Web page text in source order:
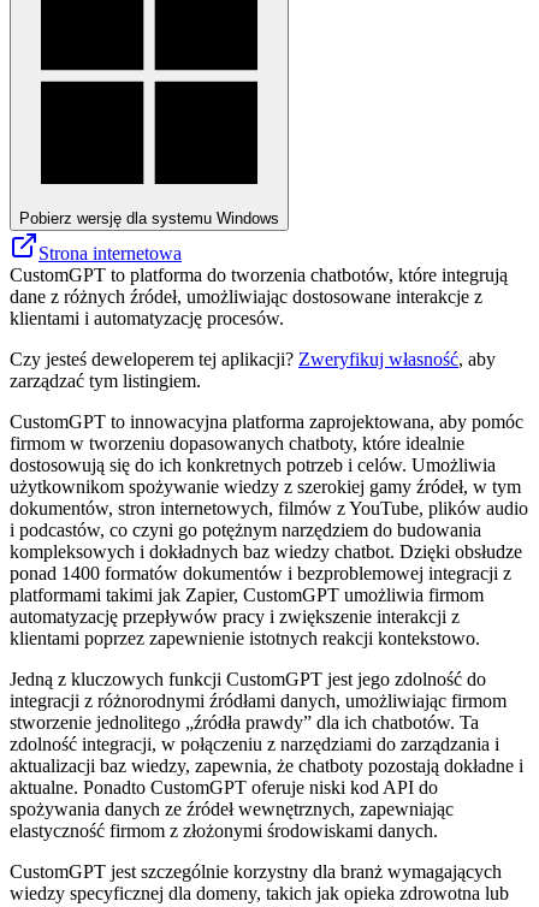
Pobierz wersję dla systemu Windows
Strona internetowa
CustomGPT to platforma do tworzenia chatbotów, które integrują
dane z różnych źródeł, umożliwiając dostosowane interakcje z
klientami i automatyzację procesów.
Czy jesteś deweloperem tej aplikacji? Zweryfikuj własność, aby
zarządzać tym listingiem.
CustomGPT to innowacyjna platforma zaprojektowana, aby pomóc
firmom w tworzeniu dopasowanych chatboty, które idealnie
dostosowują się do ich konkretnych potrzeb i celów. Umożliwia
użytkownikom spożywanie wiedzy z szerokiej gamy źródeł, w tym
dokumentów, stron internetowych, filmów z YouTube, plików audio
i podcastów, co czyni go potężnym narzędziem do budowania
kompleksowych i dokładnych baz wiedzy chatbot. Dzięki obsłudze
ponad 1400 formatów dokumentów i bezproblemowej integracji z
platformami takimi jak Zapier, CustomGPT umożliwia firmom
automatyzację przepływów pracy i zwiększenie interakcji z
klientami poprzez zapewnienie istotnych reakcji kontekstowo.
Jedną z kluczowych funkcji CustomGPT jest jego zdolność do
integracji z różnorodnymi źródłami danych, umożliwiając firmom
stworzenie jednolitego „źródła prawdy” dla ich chatbotów. Ta
zdolność integracji, w połączeniu z narzędziami do zarządzania i
aktualizacji baz wiedzy, zapewnia, że ​​chatboty pozostają dokładne i
aktualne. Ponadto CustomGPT oferuje niski kod API do
spożywania danych ze źródeł wewnętrznych, zapewniając
elastyczność firmom z złożonymi środowiskami danych.
CustomGPT jest szczególnie korzystny dla branż wymagających
wiedzy specyficznej dla domeny, takich jak opieka zdrowotna lub